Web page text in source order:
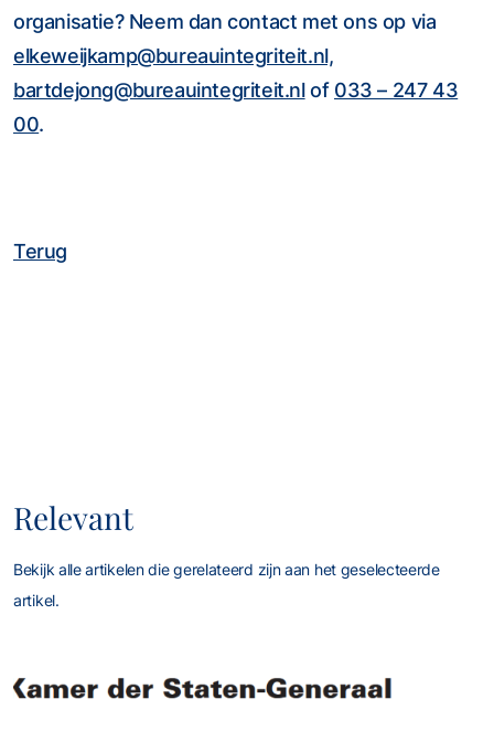
Terug
organisatie? Neem dan contact met ons op via
elkeweijkamp@bureauintegriteit.nl,
bartdejong@bureauintegriteit.nlof 033 – 247 43
00.
Relevant
Bekijk alle artikelen die gerelateerd zijn aan het geselecteerde
artikel.